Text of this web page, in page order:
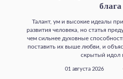
блага
Талант, ум и высокие идеалы
развития человека, но статья
чем сильнее духовные
поставить их выше любви, и
скрытый идол
01 августа 2026